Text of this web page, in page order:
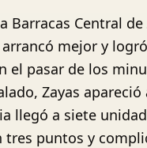
Central
mejor y
el pasar de los
Zayas
a siete
puntos y